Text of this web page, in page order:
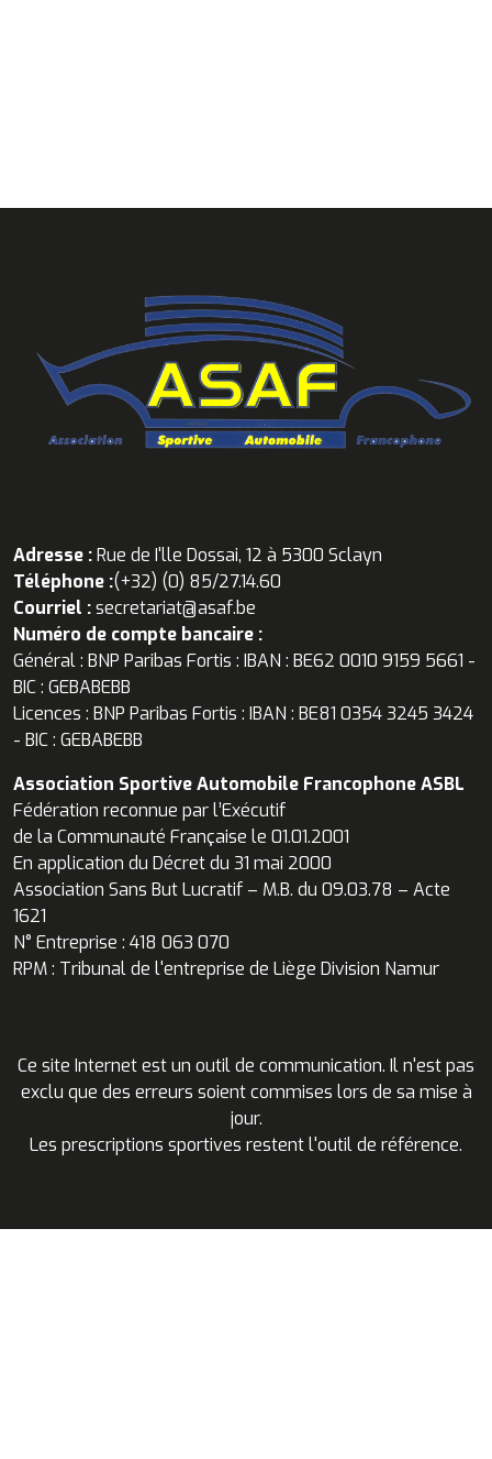
Adresse :Rue de I'lle Dossai, 12 à 5300 Sclayn
Téléphone :(+32) (0) 85/27.14.60
Courriel :secretariat@asaf.be
Numéro de compte bancaire :
Général : BNP Paribas Fortis : IBAN : BE62 0010 9159 5661 -
BIC : GEBABEBB
Licences : BNP Paribas Fortis : IBAN : BE81 0354 3245 3424
- BIC : GEBABEBB
Association Sportive Automobile Francophone ASBL
Fédération reconnue par l’Exécutif
de la Communauté Française le 01.01.2001
En application du Décret du 31 mai 2000
Association Sans But Lucratif – M.B. du 09.03.78 – Acte
1621
N° Entreprise : 418 063 070
RPM : Tribunal de l'entreprise de Liège Division Namur
Ce site Internet est un outil de communication. Il n'est pas
exclu que des erreurs soient commises lors de sa mise à
jour.
Les prescriptions sportives restent l'outil de référence.